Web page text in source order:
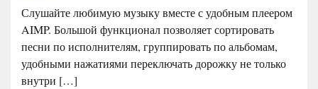
Слушайте любимую музыку вместе с удобным плеером
AIMP. Большой функционал позволяет сортировать
песни по исполнителям, группировать по альбомам,
удобными нажатиями переключать дорожку не только
внутри […]